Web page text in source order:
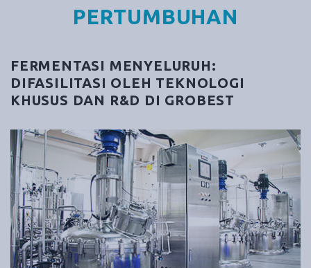
PERTUMBUHAN
FERMENTASI MENYELURUH:
DIFASILITASI OLEH TEKNOLOGI
KHUSUS DAN R&D DI GROBEST